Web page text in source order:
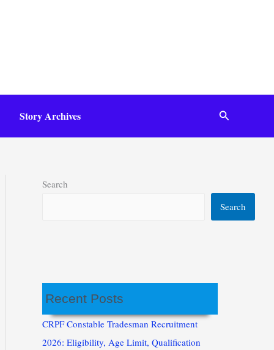
Story Archives Search
Search
Search
Recent Posts
CRPF Constable Tradesman Recruitment
2026: Eligibility, Age Limit, Qualification